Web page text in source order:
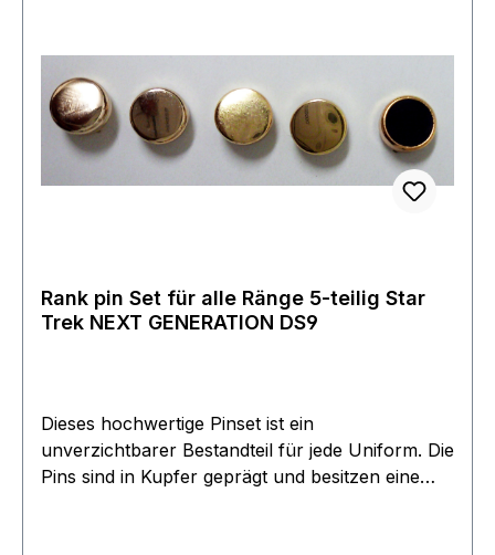
Rank pin Set für alle Ränge 5-teilig Star
Trek NEXT GENERATION DS9
Dieses hochwertige Pinset ist ein
unverzichtbarer Bestandteil für jede Uniform. Die
Pins sind in Kupfer geprägt und besitzen eine